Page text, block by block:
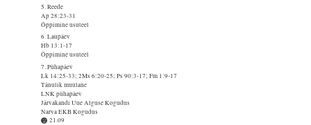
5. Reede
Ap 28:23-31
Õppimine usuteel
6. Laupäev
Hb 13:1-17
Õppimine usuteel
7. Pühapäev
Lk 14:25-33; 2Ms 6:20-25; Ps 90:3-17; Fm 1:9-17
Tänulik muulane
LNK pühapäev
Järvakandi Uue Alguse Kogudus
Narva EKB Kogudus
21.09